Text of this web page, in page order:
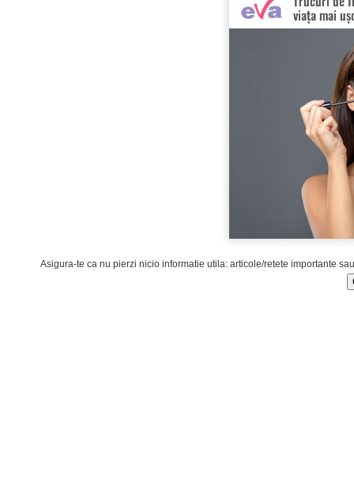
Asigura-te ca nu pierzi nicio informatie utila: articole/retete importante